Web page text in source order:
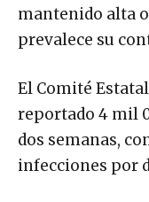
mantenido alta
prevalece su
El Comité
reportado 4 mil
dos semanas,
infecciones por